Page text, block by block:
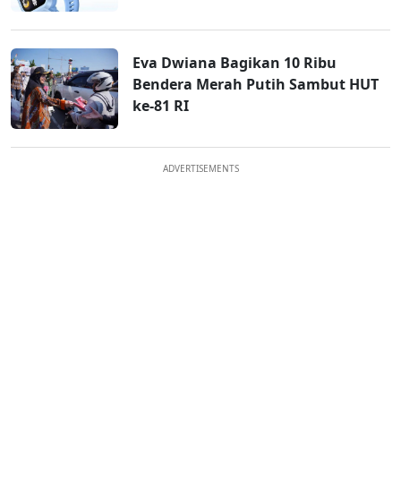
Eva Dwiana Bagikan 10 Ribu
Bendera Merah Putih Sambut HUT
ke-81 RI
ADVERTISEMENTS